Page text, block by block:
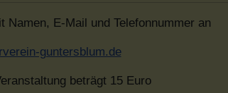
Namen, E-Mail und Telefonnummer an
guntersblum.de
beträgt 15 Euro